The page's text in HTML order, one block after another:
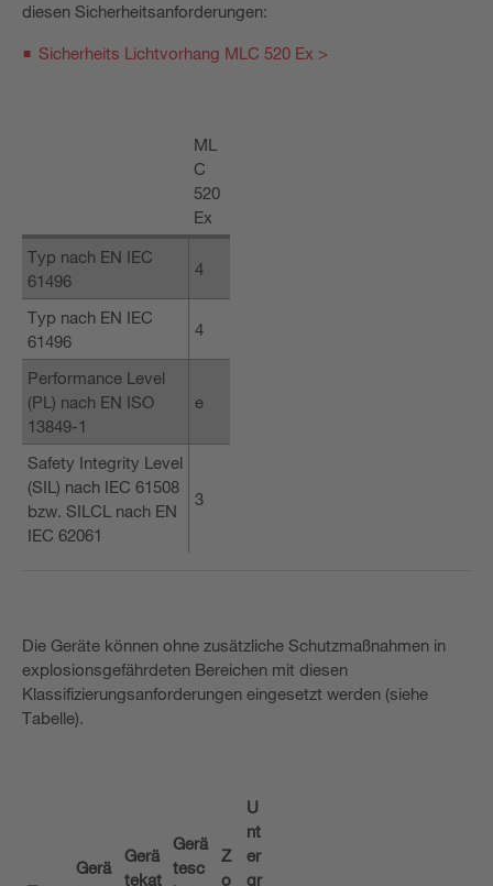
diesen Sicherheitsanforderungen:
Sicherheits Lichtvorhang MLC 520 Ex >
ML
C
520
Ex
Typ nach EN IEC
61496
4
Typ nach EN IEC
61496
4
Performance Level
(PL) nach EN ISO
13849-1
e
Safety Integrity Level
(SIL) nach IEC 61508
bzw. SILCL nach EN
IEC 62061
3
Die Geräte können ohne zusätzliche Schutzmaßnahmen in
explosionsgefährdeten Bereichen mit diesen
Klassifizierungsanforderungen eingesetzt werden (siehe
Tabelle).
Gerä
Gerä
tekat
Gerä
tesc
Z
o
U
nt
er
gr